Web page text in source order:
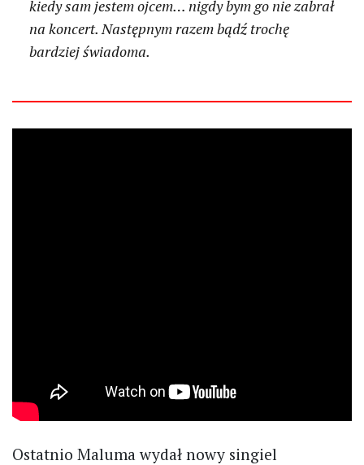
kiedy sam jestem ojcem… nigdy bym go nie zabrał
na koncert. Następnym razem bądź trochę
bardziej świadoma.
Ostatnio Maluma wydał nowy singiel